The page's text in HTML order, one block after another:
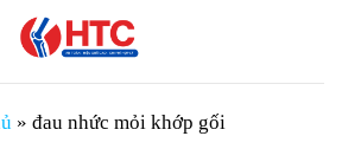
» đau nhức mỏi khớp gối